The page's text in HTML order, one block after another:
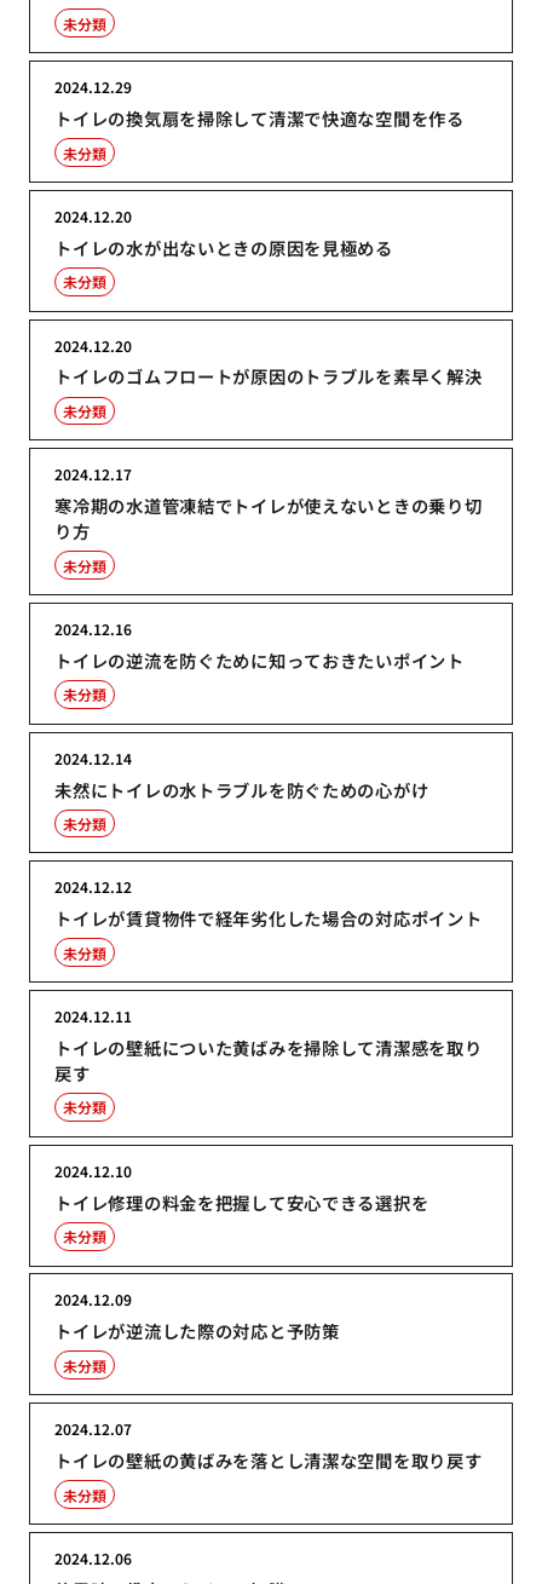
未分類
トイレの換気扇を掃除して清潔で快適な空間を作る
2024.12.29
未分類
トイレの水が出ないときの原因を見極める
2024.12.20
未分類
トイレのゴムフロートが原因のトラブルを素早く解決
2024.12.20
未分類
寒冷期の水道管凍結でトイレが使えないときの乗り切
り方
2024.12.17
未分類
トイレの逆流を防ぐために知っておきたいポイント
2024.12.16
未分類
未然にトイレの水トラブルを防ぐための心がけ
2024.12.14
未分類
トイレが賃貸物件で経年劣化した場合の対応ポイント
2024.12.12
未分類
トイレの壁紙についた黄ばみを掃除して清潔感を取り
戻す
2024.12.11
未分類
トイレ修理の料金を把握して安心できる選択を
2024.12.10
未分類
トイレが逆流した際の対応と予防策
2024.12.09
未分類
トイレの壁紙の黄ばみを落とし清潔な空間を取り戻す
2024.12.07
未分類
2024.12.06